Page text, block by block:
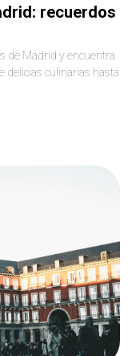
recuerdos
de Madrid y encuentra
delicias culinarias hasta